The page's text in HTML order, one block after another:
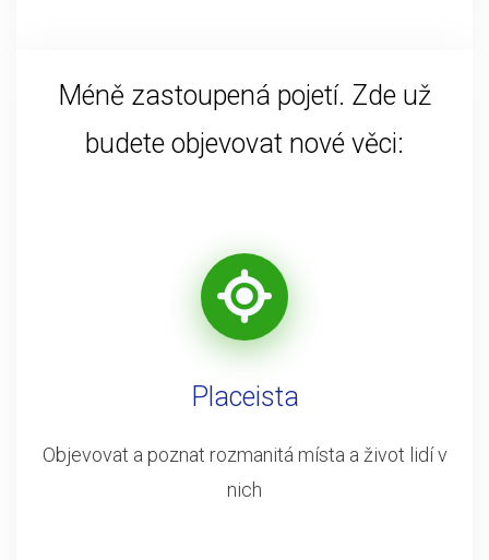
Méně zastoupená pojetí. Zde už
budete objevovat nové věci:
Placeista
Objevovat a poznat rozmanitá místa a život lidí v
nich